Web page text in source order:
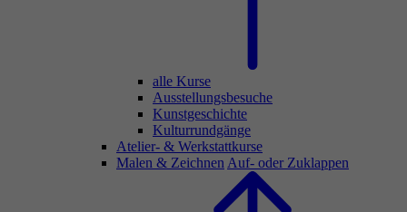
alle Kurse
Ausstellungsbesuche
Kunstgeschichte
Kulturrundgänge
Atelier- & Werkstattkurse
Malen & Zeichnen Auf- oder Zuklappen